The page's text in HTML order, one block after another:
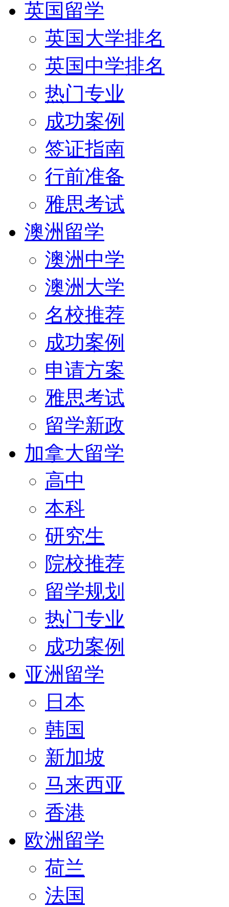
英国留学
英国大学排名
英国中学排名
热门专业
成功案例
签证指南
行前准备
雅思考试
澳洲留学
澳洲中学
澳洲大学
名校推荐
成功案例
申请方案
雅思考试
留学新政
加拿大留学
高中
本科
研究生
院校推荐
留学规划
热门专业
成功案例
亚洲留学
日本
韩国
新加坡
马来西亚
香港
欧洲留学
荷兰
法国